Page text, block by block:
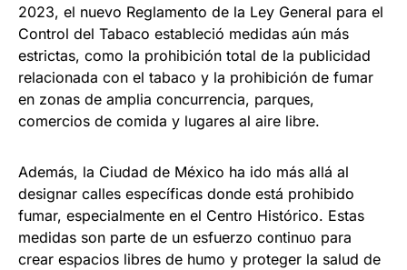
2023, el nuevo Reglamento de la Ley General para el
Control del Tabaco estableció medidas aún más
estrictas, como la prohibición total de la publicidad
relacionada con el tabaco y la prohibición de fumar
en zonas de amplia concurrencia, parques,
comercios de comida y lugares al aire libre.
Además, la Ciudad de México ha ido más allá al
designar calles específicas donde está prohibido
fumar, especialmente en el Centro Histórico. Estas
medidas son parte de un esfuerzo continuo para
crear espacios libres de humo y proteger la salud de